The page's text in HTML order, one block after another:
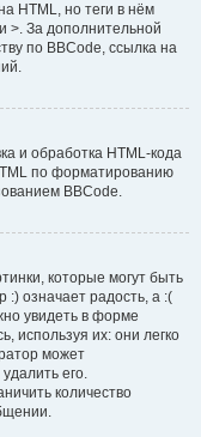
HTML, но теги в нём
>. За дополнительной
по BBCode, ссылка на
и обработка HTML-кода
по форматированию
BBCode.
которые могут быть
означает радость, а :(
увидеть в форме
используя их: они легко
может
его.
количество